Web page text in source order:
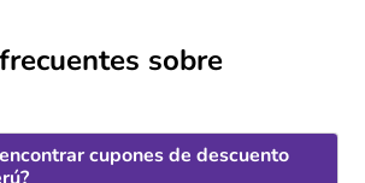
sobre
cupones de descuento